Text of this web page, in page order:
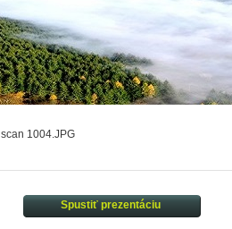
scan 1004.JPG
Spustiť prezentáciu